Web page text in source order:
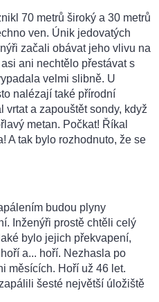
70 metrů široký a 30 metrů
ven. Únik jedovatých
začali obávat jeho vlivu na
ani nechtělo přestávat s
velmi slibně. U
nalézají také přírodní
vrtat a zapouštět sondy, když
metan. Počkat! Říkal
A tak bylo rozhodnuto, že se
budou plyny
Inženýři prostě chtěli celý
bylo jejich překvapení,
a... hoří. Nezhasla po
měsících. Hoří už 46 let.
šesté největší úložiště